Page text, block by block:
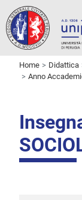
Home Didattica
Anno